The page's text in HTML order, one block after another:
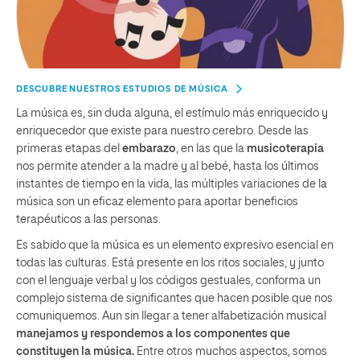
DESCUBRE NUESTROS ESTUDIOS DE MÚSICA
La música es, sin duda alguna, el estímulo más enriquecido y
enriquecedor que existe para nuestro cerebro. Desde las
primeras etapas del embarazo, en las que la musicoterapia
nos permite atender a la madre y al bebé, hasta los últimos
instantes de tiempo en la vida, las múltiples variaciones de la
música son un eficaz elemento para aportar beneficios
terapéuticos a las personas.
Es sabido que la música es un elemento expresivo esencial en
todas las culturas. Está presente en los ritos sociales, y junto
con el lenguaje verbal y los códigos gestuales, conforma un
complejo sistema de significantes que hacen posible que nos
comuniquemos. Aun sin llegar a tener alfabetización musical
manejamos y respondemos a los componentes que
constituyen la música. Entre otros muchos aspectos, somos